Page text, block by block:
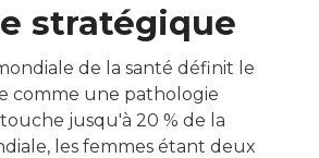
stratégique
de la santé définit le
comme une pathologie
jusqu'à 20 % de la
les femmes étant deux